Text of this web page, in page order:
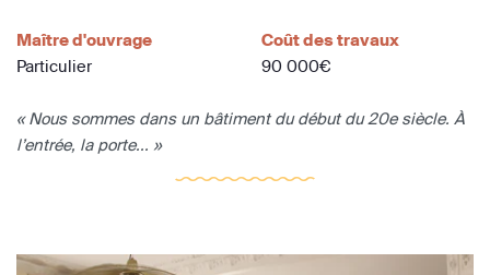
Maître d'ouvrage
Particulier
Coût des travaux
90 000€
« Nous sommes dans un bâtiment du début du 20e siècle. À
l’entrée, la porte... »